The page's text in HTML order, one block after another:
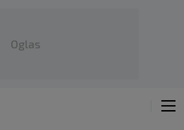
Oglas